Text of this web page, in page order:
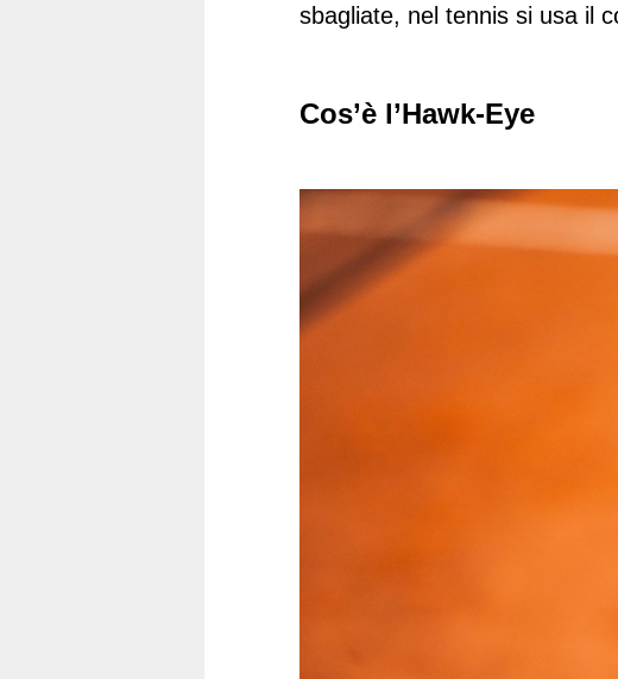
sbagliate, nel tennis si usa il
Cos’è l’Hawk-Eye